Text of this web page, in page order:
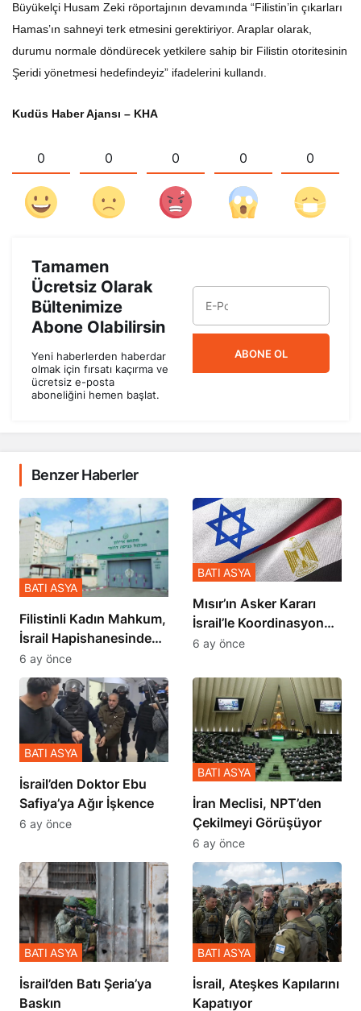
Büyükelçi Husam Zeki röportajının devamında “Filistin’in çıkarları
Hamas’ın sahneyi terk etmesini gerektiriyor. Araplar olarak,
durumu normale döndürecek yetkilere sahip bir Filistin otoritesinin
Şeridi yönetmesi hedefindeyiz” ifadelerini kullandı.
Kudüs Haber Ajansı – KHA
0 0 0 0 0
Tamamen
Ücretsiz Olarak
Bültenimize
Abone Olabilirsin
Yeni haberlerden haberdar
olmak için fırsatı kaçırma ve
ücretsiz e-posta
aboneliğini hemen başlat.
ABONE OL
Benzer Haberler
Filistinli Kadın Mahkum,
İsrail Hapishanesindeki
Zulmü Anlattı
BATI ASYA
6 ay önce
Mısır’ın Asker Kararı
İsrail’le Koordinasyon
İçinde Gerçekleşmiş
BATI ASYA
6 ay önce
İsrail’den Doktor Ebu
Safiya’ya Ağır İşkence
BATI ASYA
6 ay önce
İran Meclisi, NPT’den
Çekilmeyi Görüşüyor
BATI ASYA
6 ay önce
​​​​​​​İsrail’den Batı Şeria’ya
Baskın
BATI ASYA
İsrail, Ateşkes Kapılarını
Kapatıyor
BATI ASYA